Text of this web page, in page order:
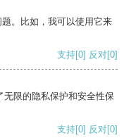
。比如，我可以使用它来
支持[0] 反对[0]
限的隐私保护和安全性保
支持[0] 反对[0]